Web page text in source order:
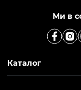
Ми в
Каталог